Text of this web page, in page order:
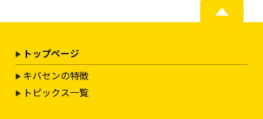
トップページ
キバセンの特徴
トピックス一覧